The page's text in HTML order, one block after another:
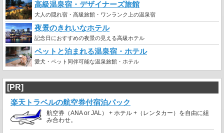
高級温泉宿・デザイナーズ旅館
大人の隠れ宿・高級旅館・ワンランク上の温泉宿
夜景のきれいなホテル
記念日におすすめの夜景の見える高級ホテル
ペットと泊まれる温泉宿・ホテル
愛犬・ペット同伴可能な温泉旅館・ホテル
[PR]
楽天トラベルの航空券付宿泊パック
航空券（ANA or JAL） + ホテル +（レンタカー）を自由に組
み合わせ。